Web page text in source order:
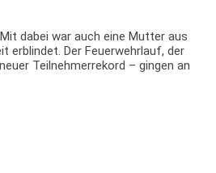
dabei war auch eine Mutter aus
erblindet. Der Feuerwehrlauf, der
Teilnehmerrekord – gingen an